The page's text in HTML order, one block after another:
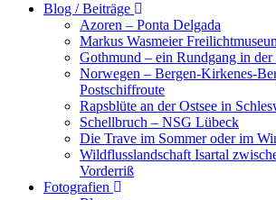
Blog / Beiträge
Azoren – Ponta Delgada
Markus Wasmeier
Gothmund – ein Rundgang in der
Norwegen – Bergen-Kirkenes-
Postschiffroute
Rapsblüte an der Ostsee in
Schellbruch – NSG Lübeck
Die Trave im Sommer oder im
Wildflusslandschaft Isartal
Vorderriß
Fotografien